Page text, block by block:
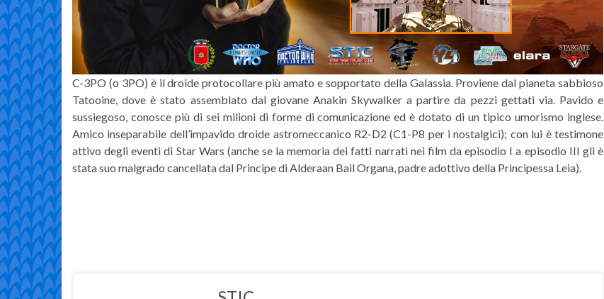
C-3PO (o 3PO) è il droide protocollare più amato e sopportato della Galassia. Proviene dal pianeta sabbioso
Tatooine, dove è stato assemblato dal giovane Anakin Skywalker a partire da pezzi gettati via. Pavido e
sussiegoso, conosce più di sei milioni di forme di comunicazione ed è dotato di un tipico umorismo inglese.
Amico inseparabile dell’impavido droide astromeccanico R2-D2 (C1-P8 per i nostalgici); con lui è testimone
attivo degli eventi di Star Wars (anche se la memoria dei fatti narrati nei film da episodio I a episodio III gli è
stata suo malgrado cancellata dal Principe di Alderaan Bail Organa, padre adottivo della Principessa Leia).